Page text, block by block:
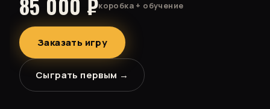
коробка + обучение
Заказать игру
Сыграть первым →